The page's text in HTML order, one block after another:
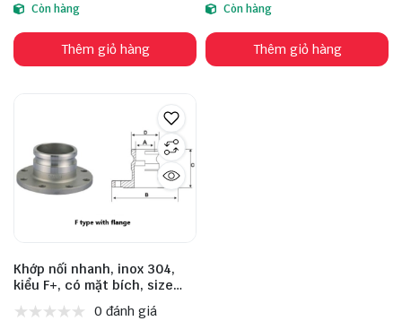
Còn hàng
Thêm giỏ hàng
Còn hàng
Thêm giỏ hàng
Khớp nối nhanh, inox 304,
kiểu F+, có mặt bích, size
0 đánh giá